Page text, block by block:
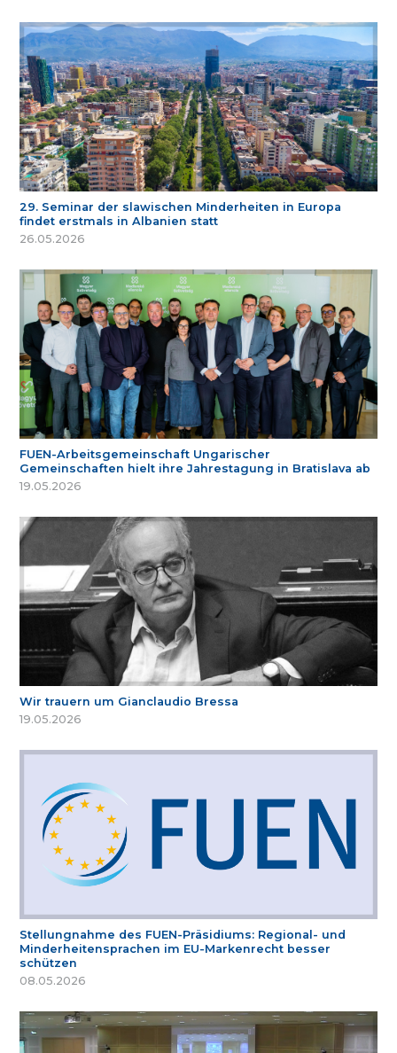
29. Seminar der slawischen Minderheiten in Europa
findet erstmals in Albanien statt
26.05.2026
FUEN-Arbeitsgemeinschaft Ungarischer
Gemeinschaften hielt ihre Jahrestagung in Bratislava ab
19.05.2026
Wir trauern um Gianclaudio Bressa
19.05.2026
Stellungnahme des FUEN-Präsidiums: Regional- und
Minderheitensprachen im EU-Markenrecht besser
schützen
08.05.2026